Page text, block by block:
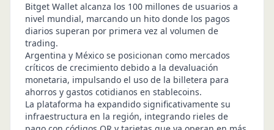
Bitget Wallet alcanza los 100 millones de usuarios a
nivel mundial, marcando un hito donde los pagos
diarios superan por primera vez al volumen de
trading.
Argentina y México se posicionan como mercados
críticos de crecimiento debido a la devaluación
monetaria, impulsando el uso de la billetera para
ahorros y gastos cotidianos en stablecoins.
La plataforma ha expandido significativamente su
infraestructura en la región, integrando rieles de